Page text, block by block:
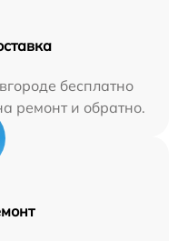
бесплатно
ремонт и обратно.